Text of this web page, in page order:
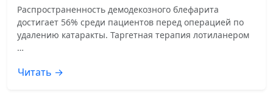
Распространенность демодекозного блефарита
достигает 56% среди пациентов перед операцией по
удалению катаракты. Таргетная терапия лотиланером
…
Читать →